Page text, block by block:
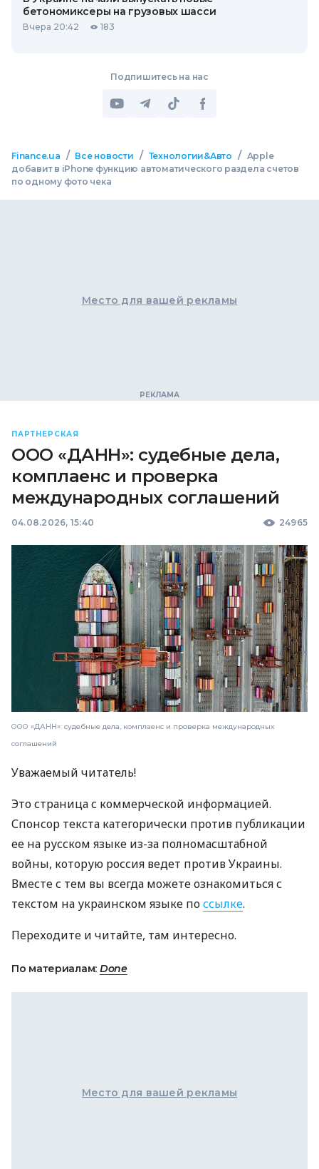
бетономиксеры на грузовых шасси
Вчера 20:42 183
Подпишитесь на нас
Finance.ua / Все новости / Технологии&Авто / Apple
добавит в iPhone функцию автоматического раздела счетов
по одному фото чека
Место для вашей рекламы
ПАРТНЕРСКАЯ
ООО «ДАНН»: судебные дела,
комплаенс и проверка
международных соглашений
04.08.2026, 15:40 24965
ООО «ДАНН»: судебные дела, комплаенс и проверка международных
соглашений
Уважаемый читатель!
Это страница с коммерческой информацией.
Спонсор текста категорически против публикации
ее на русском языке из-за полномасштабной
войны, которую россия ведет против Украины.
Вместе с тем вы всегда можете ознакомиться с
текстом на украинском языке поссылке.
Переходите и читайте, там интересно.
По материалам: Done
Место для вашей рекламы